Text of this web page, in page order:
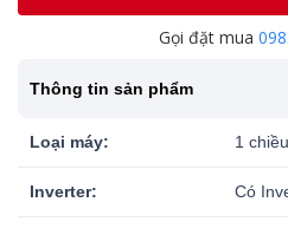
Gọi đặt mua
Thông tin sản phẩm
Loại máy: 1
Inverter: Có